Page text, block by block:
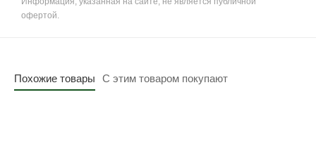
офертой.
Похожие товары С этим товаром покупают